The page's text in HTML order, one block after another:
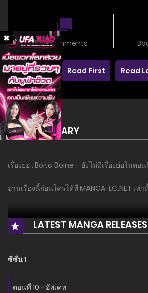
0 comments
Read First Read
SUMMARY
เรื่องย่อ : Boita Boine – ยังไม่มีเรื่องย่อในตอ
อ่านเรื่องนี้ก่อนใครได้ที่ MANGA-LC.NET เท่า
LATEST MANGA RELEASES
ซีซั่น 1
ตอนที่ 10 - อัพเดท